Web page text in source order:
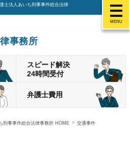
MENU
士法人あいち刑事事件総合法律
事務所
スピード解決
24時間受付
弁護士費用
刑事事件総合法律事務所 HOME 交通事件